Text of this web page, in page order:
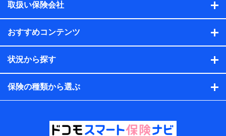
ル内容や送信履歴の情報及び保険の更改案内等を提供し
保険契約情報
当社または株式会社NTTドコモ・フィナンシャルグルー
プが取得し、又は保有する保険契約に関する情報。例と
して、保険契約者及び被保険者の氏名、住所、生年月
日、性別、保険契約者と被保険者の関係、保険加入の目
的、保険商品の内容、保険料、保険料のお支払方法、車
のメーカーや走行距離などの情報、建物の構造や築年数
などの情報、ペットの種類や年齢などの情報などが含ま
提供当事者から受領当事者が個人データを取得する方法
電子的・電磁的方法等
取扱い保険会社
おすすめコンテンツ
状況から探す
保険の種類から選ぶ